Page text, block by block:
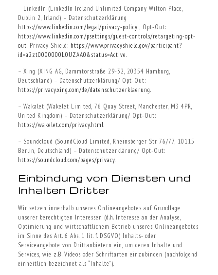
– LinkedIn (LinkedIn Ireland Unlimited Company Wilton Place,
Dublin 2, Irland) – Datenschutzerklärung
https://www.linkedin.com/legal/privacy-policy , Opt-Out:
https://www.linkedin.com/psettings/guest-controls/retargeting-opt-
out, Privacy Shield: https://www.privacyshield.gov/participant?
id=a2zt0000000L0UZAA0&status=Active.
– Xing (XING AG, Dammtorstraße 29-32, 20354 Hamburg,
Deutschland) – Datenschutzerklärung/ Opt-Out:
https://privacy.xing.com/de/datenschutzerklaerung.
– Wakalet (Wakelet Limited, 76 Quay Street, Manchester, M3 4PR,
United Kingdom) – Datenschutzerklärung/ Opt-Out:
https://wakelet.com/privacy.html.
– Soundcloud (SoundCloud Limited, Rheinsberger Str. 76/77, 10115
Berlin, Deutschland) – Datenschutzerklärung/ Opt-Out:
https://soundcloud.com/pages/privacy.
Einbindung von Diensten und
Inhalten Dritter
Wir setzen innerhalb unseres Onlineangebotes auf Grundlage
unserer berechtigten Interessen (d.h. Interesse an der Analyse,
Optimierung und wirtschaftlichem Betrieb unseres Onlineangebotes
im Sinne des Art. 6 Abs. 1 lit. f. DSGVO) Inhalts- oder
Serviceangebote von Drittanbietern ein, um deren Inhalte und
Services, wie z.B. Videos oder Schriftarten einzubinden (nachfolgend
einheitlich bezeichnet als “Inhalte”).